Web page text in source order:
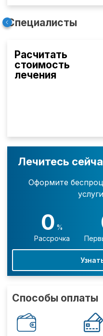
Специалисты
Расчитать
стоимость
лечения
Лечитесь
Оформите
0 %
Рассрочка
Способы оплаты